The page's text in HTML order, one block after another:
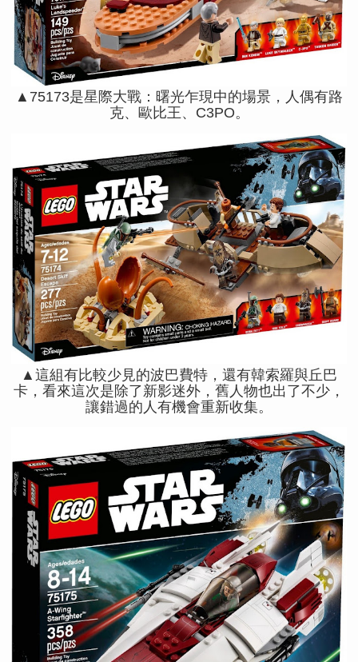
▲75173是星際大戰：曙光乍現中的場景，人偶有路
克、歐比王、C3PO。
▲這組有比較少見的波巴費特，還有韓索羅與丘巴
卡，看來這次是除了新影迷外，舊人物也出了不少，
讓錯過的人有機會重新收集。